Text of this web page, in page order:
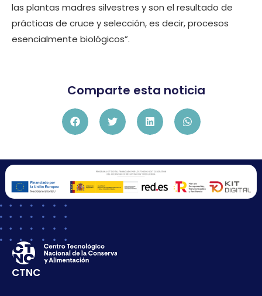
las plantas madres silvestres y son el resultado de
prácticas de cruce y selección, es decir, procesos
esencialmente biológicos”.
Comparte esta noticia
CTNC